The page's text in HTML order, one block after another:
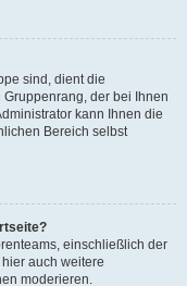
sind, dient die
der bei Ihnen
kann Ihnen die
Bereich selbst
einschließlich der
auch weitere
moderieren.